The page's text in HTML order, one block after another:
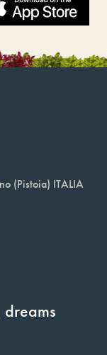
(Pistoia) ITALIA